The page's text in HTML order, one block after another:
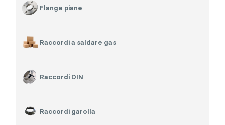
Flange piane
Raccordi a saldare gas
Raccordi DIN
Raccordi garolla